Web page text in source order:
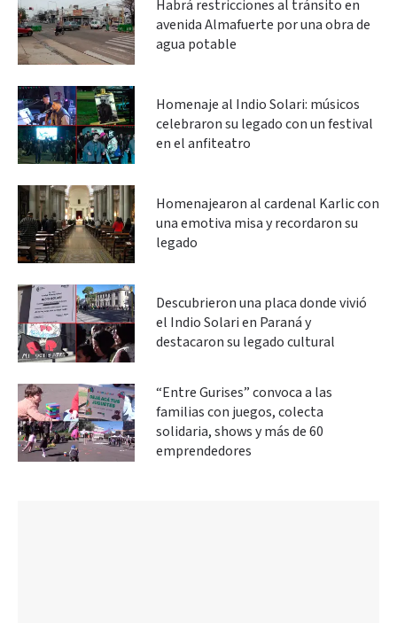
Habrá restricciones al tránsito en
avenida Almafuerte por una obra de
agua potable
Homenaje al Indio Solari: músicos
celebraron su legado con un festival
en el anfiteatro
Homenajearon al cardenal Karlic con
una emotiva misa y recordaron su
legado
Descubrieron una placa donde vivió
el Indio Solari en Paraná y
destacaron su legado cultural
“Entre Gurises” convoca a las
familias con juegos, colecta
solidaria, shows y más de 60
emprendedores